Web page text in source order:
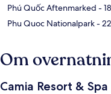
Phú Quốc Aftenmarked -
Phu Quoc Nationalpark-
Om
Camia Resort & Spa